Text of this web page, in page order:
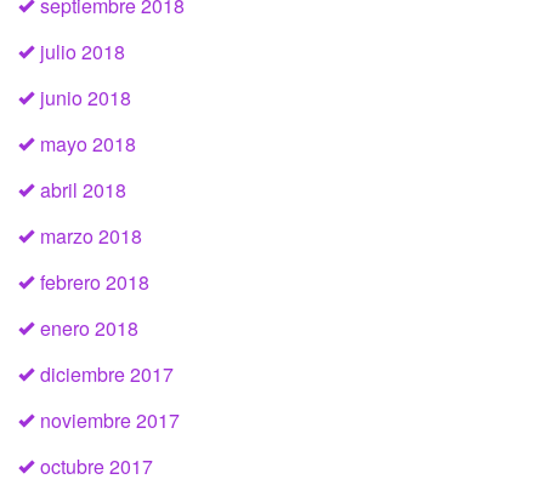
julio 2018
junio 2018
mayo 2018
abril 2018
marzo 2018
febrero 2018
enero 2018
diciembre 2017
noviembre 2017
octubre 2017